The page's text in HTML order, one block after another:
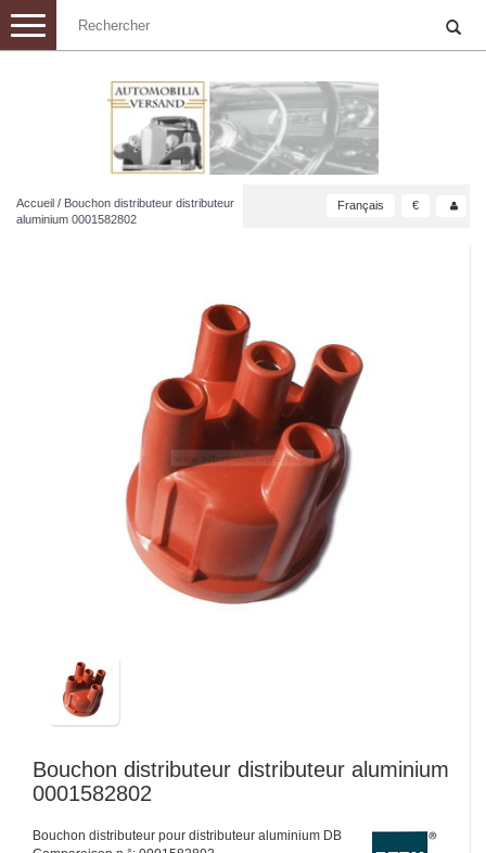
Toggle
navigation
Accueil / Bouchon distributeur distributeur
aluminium 0001582802
Français €
Bouchon distributeur distributeur aluminium
0001582802
Bouchon distributeur pour distributeur aluminium DB